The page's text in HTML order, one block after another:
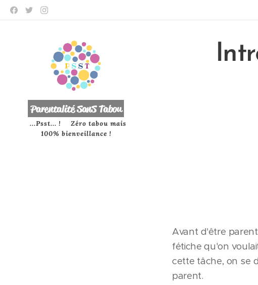
Parentalité SanSTabou
...Psst... ! Zéro tabou mais
100% bienveillance !
Avant d'être
fétiche qu'on
cette tâche, on se
parent.